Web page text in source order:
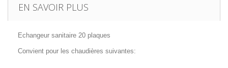
EN SAVOIR PLUS
Echangeur sanitaire 20 plaques
Convient pour les chaudières suivantes: